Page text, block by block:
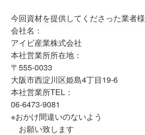
今回資材を提供してくださった業者様
会社名：
アイビ産業株式会社
本社営業所所在地：
〒555-0033
大阪市西淀川区姫島4丁目19-6
本社営業所TEL：
06-6473-9081
※おかけ間違いのないよう
お願い致します